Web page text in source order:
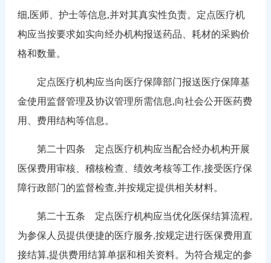
细,医师、护士等信息,并对其真实性负责。定点医疗机
构应当按要求如实向经办机构报送药品、耗材的采购价
格和数量。
定点医疗机构应当向医疗保障部门报送医疗保障基
金使用监督管理及协议管理所需信息,向社会公开医药费
用、费用结构等信息。
第二十四条 定点医疗机构应当配合经办机构开展
医保费用审核、稽核检查、绩效考核等工作,接受医疗保
障行政部门的监督检查,并按规定提供相关材料。
第二十五条 定点医疗机构应当优化医保结算流程,
为参保人员提供便捷的医疗服务,按规定进行医保费用直
接结算,提供费用结算单据和相关资料。为符合规定的参